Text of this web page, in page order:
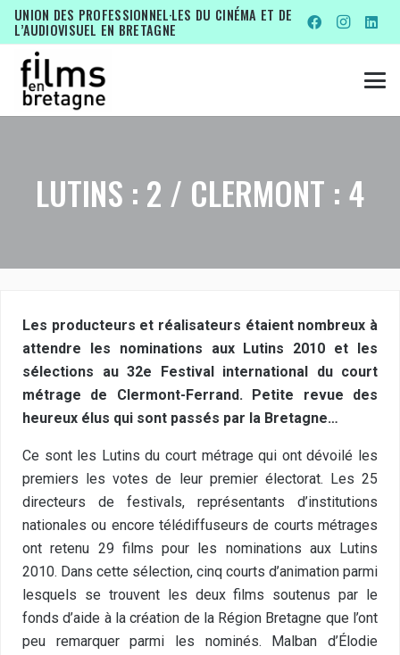
UNION DES PROFESSIONNEL·LES DU CINÉMA ET DE
L’AUDIOVISUEL EN BRETAGNE
LUTINS : 2 / CLERMONT : 4
Les producteurs et réalisateurs étaient nombreux à
attendre les nominations aux Lutins 2010 et les
sélections au 32e Festival international du court
métrage de Clermont-Ferrand. Petite revue des
heureux élus qui sont passés par la Bretagne…
Ce sont les Lutins du court métrage qui ont dévoilé les
premiers les votes de leur premier électorat. Les 25
directeurs de festivals, représentants d’institutions
nationales ou encore télédiffuseurs de courts métrages
ont retenu 29 films pour les nominations aux Lutins
2010. Dans cette sélection, cinq courts d’animation parmi
lesquels se trouvent les deux films soutenus par le
fonds d’aide à la création de la Région Bretagne que l’ont
peu remarquer parmi les nominés. Malban d’Élodie